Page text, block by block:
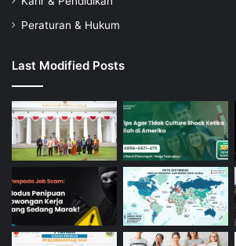
Peraturan & Hukum
Last Modified Posts